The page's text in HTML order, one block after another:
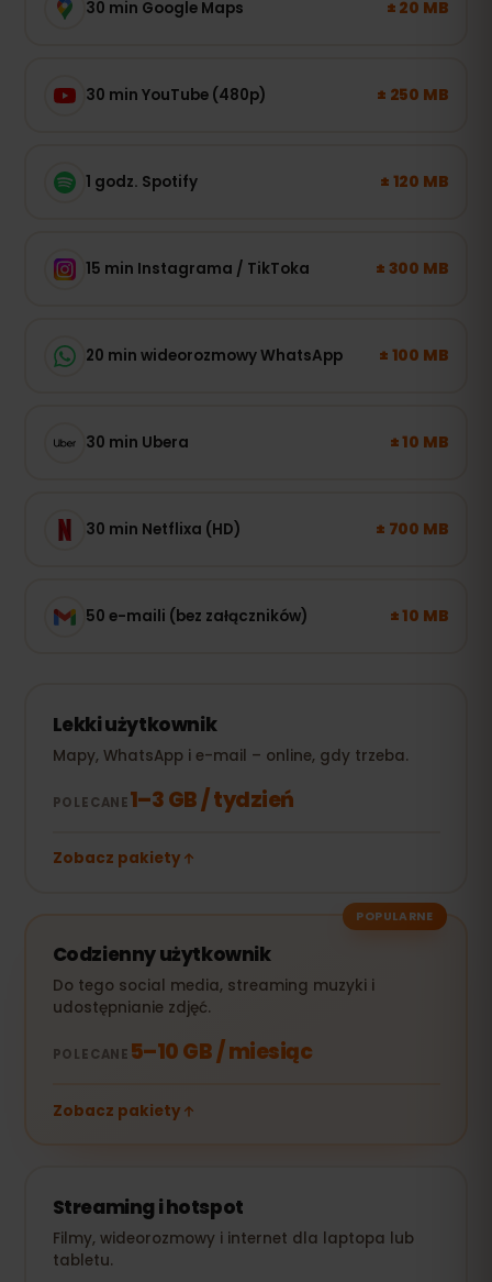
30 min Google Maps ± 20 MB
30 min YouTube (480p) ± 250 MB
1 godz. Spotify ± 120 MB
15 min Instagrama / TikToka ± 300 MB
20 min wideorozmowy WhatsApp ± 100 MB
30 min Ubera ± 10 MB
30 min Netflixa (HD) ± 700 MB
50 e-maili (bez załączników) ± 10 MB
Lekki użytkownik
Mapy, WhatsApp i e-mail – online, gdy trzeba.
POLECANE1–3 GB / tydzień
Zobacz pakiety
POPULARNE
Codzienny użytkownik
Do tego social media, streaming muzyki i
udostępnianie zdjęć.
POLECANE 5–10 GB / miesiąc
Zobacz pakiety
Streaming i hotspot
Filmy, wideorozmowy i internet dla laptopa lub
tabletu.